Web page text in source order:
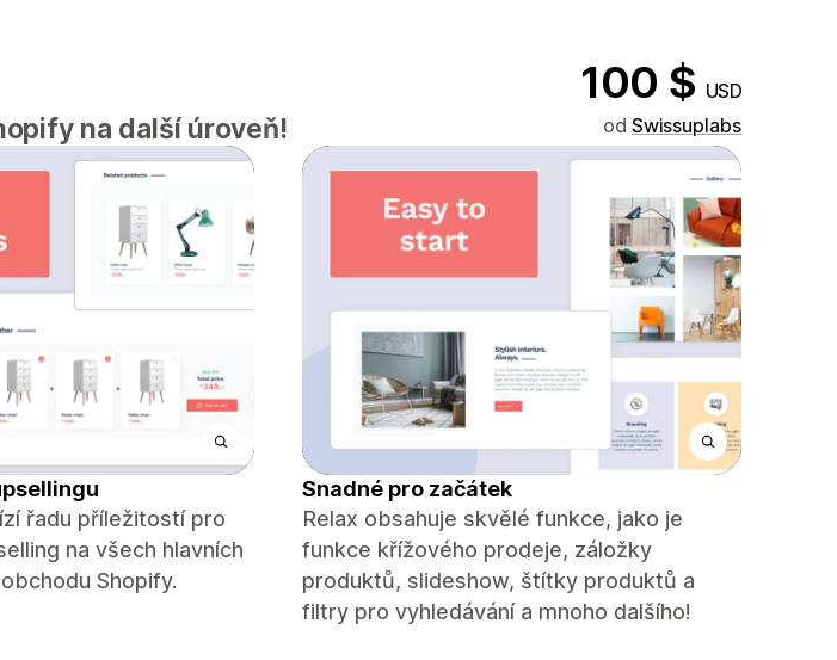
100 $ USD
na další úroveň! od Swissuplabs
řadu příležitostí pro
na všech hlavních
Shopify.
Snadné pro začátek
Relax obsahuje skvělé funkce, jako je
funkce křížového prodeje, záložky
produktů, slideshow, štítky produktů a
filtry pro vyhledávání a mnoho dalšího!